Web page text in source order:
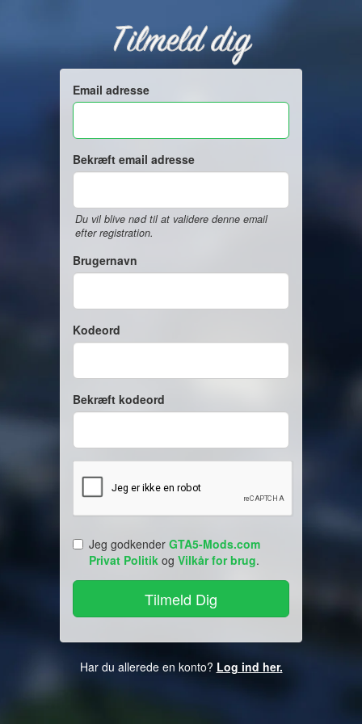
Tilmeld dig
Email adresse
Bekræft email adresse
Du vil blive nød til at validere denne email
efter registration.
Brugernavn
Kodeord
Bekræft kodeord
Jeg godkender GTA5-Mods.com
Privat Politik og Vilkår for brug.
Har du allerede en konto? Log ind her.